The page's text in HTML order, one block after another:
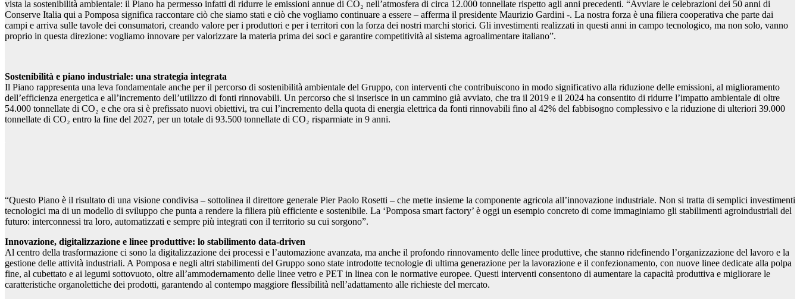
vista la sostenibilità ambientale: il Piano ha permesso infatti di ridurre le emissioni annue di CO₂ nell’atmosfera di circa 12.000 tonnellate rispetto agli anni precedenti. “Avviare le celebrazioni dei 50 anni di
Conserve Italia qui a Pomposa significa raccontare ciò che siamo stati e ciò che vogliamo continuare a essere – afferma il presidente Maurizio Gardini -. La nostra forza è una filiera cooperativa che parte dai
campi e arriva sulle tavole dei consumatori, creando valore per i produttori e per i territori con la forza dei nostri marchi storici. Gli investimenti realizzati in questi anni in campo tecnologico, ma non solo, vanno
proprio in questa direzione: vogliamo innovare per valorizzare la materia prima dei soci e garantire competitività al sistema agroalimentare italiano”.
Sostenibilità e piano industriale: una strategia integrata
Il Piano rappresenta una leva fondamentale anche per il percorso di sostenibilità ambientale del Gruppo, con interventi che contribuiscono in modo significativo alla riduzione delle emissioni, al miglioramento
dell’efficienza energetica e all’incremento dell’utilizzo di fonti rinnovabili. Un percorso che si inserisce in un cammino già avviato, che tra il 2019 e il 2024 ha consentito di ridurre l’impatto ambientale di oltre
54.000 tonnellate di CO₂ e che ora si è prefissato nuovi obiettivi, tra cui l’incremento della quota di energia elettrica da fonti rinnovabili fino al 42% del fabbisogno complessivo e la riduzione di ulteriori 39.000
tonnellate di CO₂ entro la fine del 2027, per un totale di 93.500 tonnellate di CO₂ risparmiate in 9 anni.
“Questo Piano è il risultato di una visione condivisa – sottolinea il direttore generale Pier Paolo Rosetti – che mette insieme la componente agricola all’innovazione industriale. Non si tratta di semplici investimenti
tecnologici ma di un modello di sviluppo che punta a rendere la filiera più efficiente e sostenibile. La ‘Pomposa smart factory’ è oggi un esempio concreto di come immaginiamo gli stabilimenti agroindustriali del
futuro: interconnessi tra loro, automatizzati e sempre più integrati con il territorio su cui sorgono”.
Innovazione, digitalizzazione e linee produttive: lo stabilimento data-driven
Al centro della trasformazione ci sono la digitalizzazione dei processi e l’automazione avanzata, ma anche il profondo rinnovamento delle linee produttive, che stanno ridefinendo l’organizzazione del lavoro e la
gestione delle attività industriali. A Pomposa e negli altri stabilimenti del Gruppo sono state introdotte tecnologie di ultima generazione per la lavorazione e il confezionamento, con nuove linee dedicate alla polpa
fine, al cubettato e ai legumi sottovuoto, oltre all’ammodernamento delle linee vetro e PET in linea con le normative europee. Questi interventi consentono di aumentare la capacità produttiva e migliorare le
caratteristiche organolettiche dei prodotti, garantendo al contempo maggiore flessibilità nell’adattamento alle richieste del mercato.